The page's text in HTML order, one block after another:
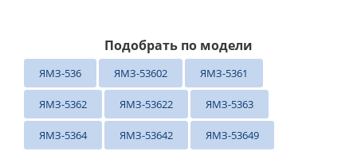
Подобрать по модели
ЯМЗ-536 ЯМЗ-53602 ЯМЗ-5361
ЯМЗ-5362 ЯМЗ-53622 ЯМЗ-5363
ЯМЗ-5364 ЯМЗ-53642 ЯМЗ-53649